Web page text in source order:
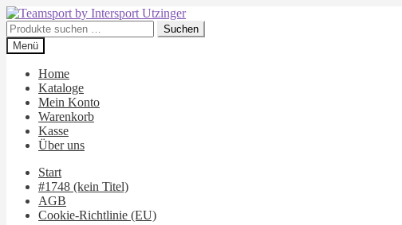
Zur
Navigation
springen
Zum
Inhalt
springen
Suchen
nach:
Suchen
Menü
Home
Kataloge
Mein Konto
Warenkorb
Kasse
Über uns
Start
#1748 (kein Titel)
AGB
Cookie-Richtlinie (EU)